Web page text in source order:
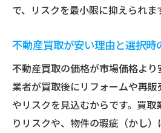
で、リスクを最小限に抑えられま
不動産買取が安い理由と選択時
不動産買取の価格が市場価格より
業者が買取後にリフォームや再
やリスクを見込むからです。買
りリスクや、物件の瑕疵（かし